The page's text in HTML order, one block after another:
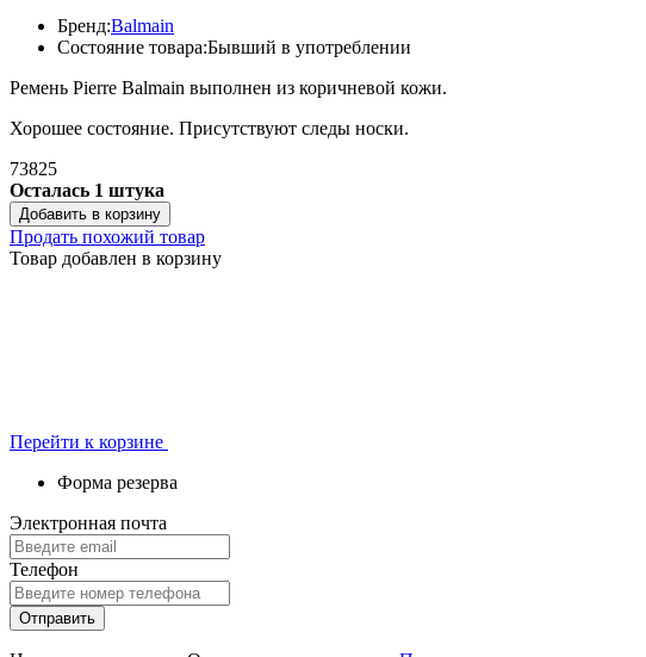
Состояние товара:Бывший в употреблении
Бренд:Balmain
Pемень Pierre Balmain выполнен из коричневой кожи.
Хорошее состояние. Присутствуют следы носки.
73825
Осталась 1 штука
Добавить в корзину
Продать похожий товар
Товар добавлен в корзину
Перейти к корзине
Форма резерва
Электронная почта
Телефон
Отправить